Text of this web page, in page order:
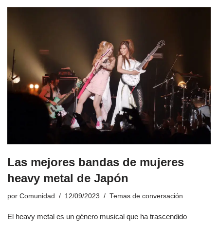
Las mejores bandas de mujeres
heavy metal de Japón
por Comunidad 12/09/2023 Temas de conversación
El heavy metal es un género musical que ha trascendido